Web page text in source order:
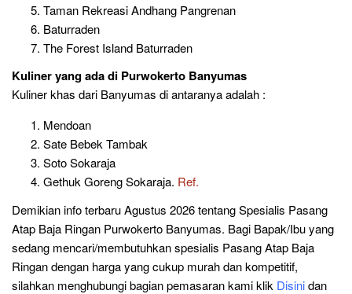
Taman Rekreasi Andhang Pangrenan
Baturraden
The Forest Island Baturraden
Kulineryang ada di Purwokerto Banyumas
Kuliner khas dari Banyumas di antaranya adalah :
Mendoan
Sate Bebek Tambak
Soto Sokaraja
Gethuk Goreng Sokaraja. Ref.
Demikian info terbaru Agustus 2026 tentang Spesialis Pasang
Atap Baja Ringan Purwokerto Banyumas. Bagi Bapak/Ibu yang
sedang mencari/membutuhkan spesialis Pasang Atap Baja
Ringan dengan harga yang cukup murah dan kompetitif,
silahkan menghubungi bagian pemasaran kami klik Disinidan